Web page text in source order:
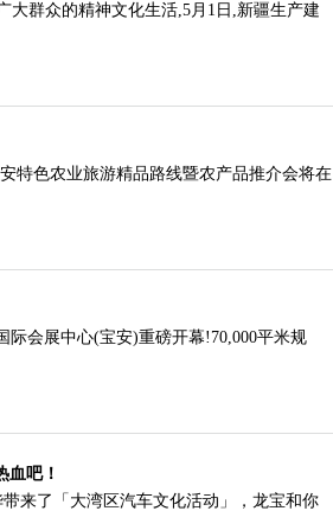
群众的精神文化生活,5月1日,新疆生产建
特色农业旅游精品路线暨农产品推介会将在
际会展中心(宝安)重磅开幕!70,000平米规
血吧！
来了「大湾区汽车文化活动」，龙宝和你